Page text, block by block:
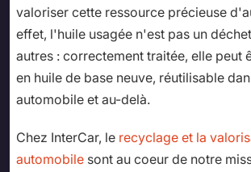
valoriser cette ressource précieuse
effet, l'huile usagée n'est pas un
autres : correctement traitée, elle peut
en huile de base neuve, réutilisable
automobile et au-delà.
Chez InterCar, le recyclage et la
automobile sont au coeur de notre